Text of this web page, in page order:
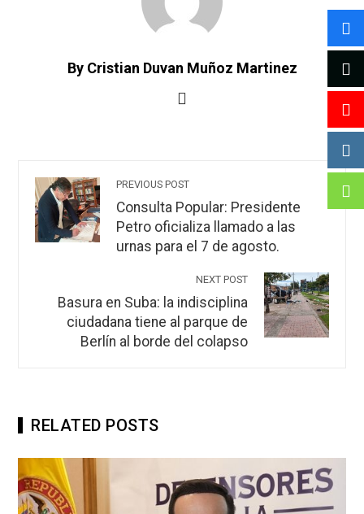
By Cristian Duvan Muñoz Martinez
PREVIOUS POST
Consulta Popular: Presidente
Petro oficializa llamado a las
urnas para el 7 de agosto.
NEXT POST
Basura en Suba: la indisciplina
ciudadana tiene al parque de
Berlín al borde del colapso
RELATED POSTS